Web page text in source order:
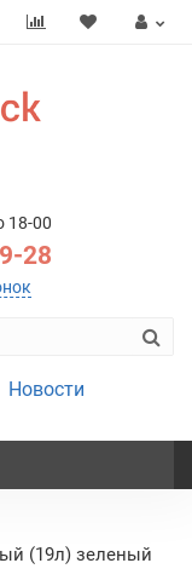
18-00
28
Новости
(19л) зеленый